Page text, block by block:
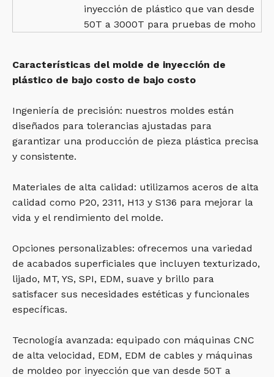
inyección de plástico que van desde
50T a 3000T para pruebas de moho
Características del molde de inyección de
plástico de bajo costo de bajo costo
Ingeniería de precisión: nuestros moldes están
diseñados para tolerancias ajustadas para
garantizar una producción de pieza plástica precisa
y consistente.
Materiales de alta calidad: utilizamos aceros de alta
calidad como P20, 2311, H13 y S136 para mejorar la
vida y el rendimiento del molde.
Opciones personalizables: ofrecemos una variedad
de acabados superficiales que incluyen texturizado,
lijado, MT, YS, SPI, EDM, suave y brillo para
satisfacer sus necesidades estéticas y funcionales
específicas.
Tecnología avanzada: equipado con máquinas CNC
de alta velocidad, EDM, EDM de cables y máquinas
de moldeo por inyección que van desde 50T a